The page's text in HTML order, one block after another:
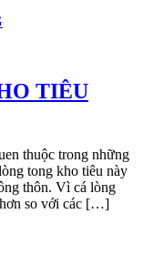
TIÊU
thuộc trong những
tong kho tiêu này
thôn. Vì cá lòng
so với các […]